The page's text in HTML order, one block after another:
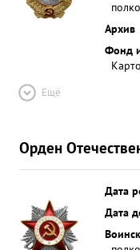
Архив
Фонд
Ещё
Орден
Дата
Дата